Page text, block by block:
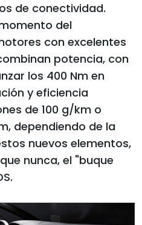
de conectividad.
del
con excelentes
potencia, con
los 400 Nm en
y eficiencia
de 100 g/km o
dependiendo de la
nuevos elementos,
nunca, el "buque